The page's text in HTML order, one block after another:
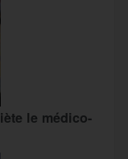
le médico-